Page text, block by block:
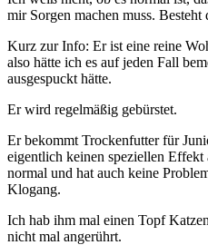
mir Sorgen machen muss.
Kurz zur Info: Er ist eine reine
also hätte ich es auf jeden Fall
ausgespuckt hätte.
Er wird regelmäßig gebürstet.
Er bekommt Trockenfutter für
eigentlich keinen speziellen
normal und hat auch keine
Klogang.
Ich hab ihm mal einen Topf
nicht mal angerührt.